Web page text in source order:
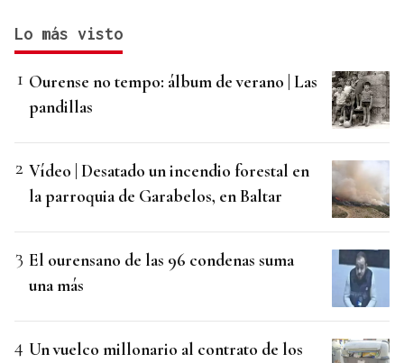
Lo más visto
Ourense no tempo: álbum de verano | Las
pandillas
Vídeo | Desatado un incendio forestal en
la parroquia de Garabelos, en Baltar
El ourensano de las 96 condenas suma
una más
Un vuelco millonario al contrato de los